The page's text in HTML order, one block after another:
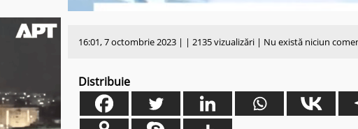
16:01, 7 octombrie 2023 | | 2135 vizualizări | Nu există niciun
Distribuie